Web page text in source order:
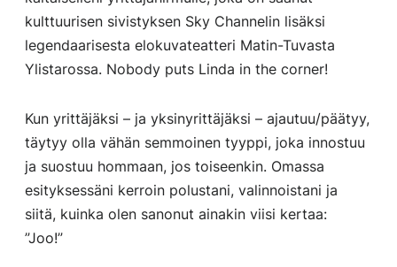
kulttuurisen sivistyksen Sky Channelin lisäksi
legendaarisesta elokuvateatteri Matin-Tuvasta
Ylistarossa. Nobody puts Linda in the corner!
Kun yrittäjäksi – ja yksinyrittäjäksi – ajautuu/päätyy,
täytyy olla vähän semmoinen tyyppi, joka innostuu
ja suostuu hommaan, jos toiseenkin. Omassa
esityksessäni kerroin polustani, valinnoistani ja
siitä, kuinka olen sanonut ainakin viisi kertaa:
”Joo!”